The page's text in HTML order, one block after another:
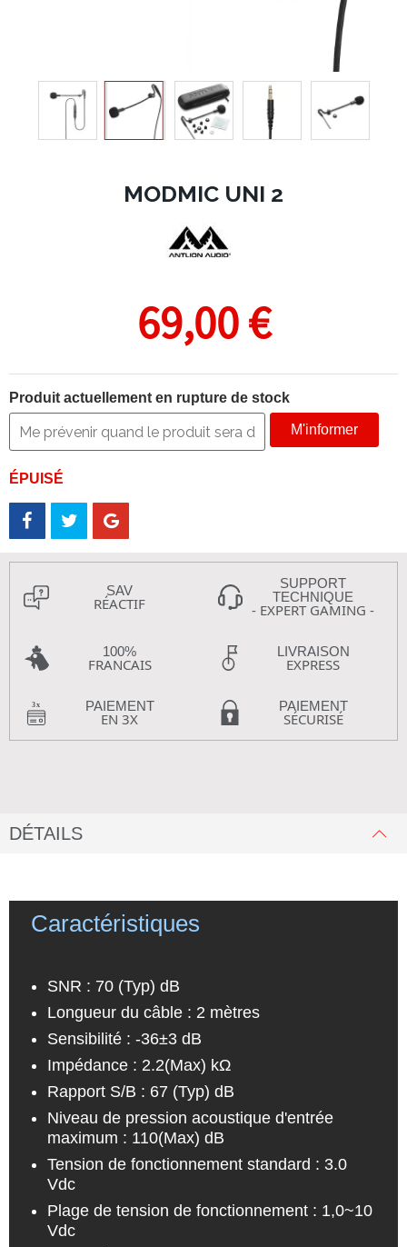
MODMIC UNI 2
69,00 €
Produit actuellement en rupture de stock
M'informer
ÉPUISÉ
SAV
RÉACTIF
SUPPORT
TECHNIQUE
- EXPERT GAMING -
100%
FRANCAIS
LIVRAISON
EXPRESS
PAIEMENT
EN 3X
PAIEMENT
SÉCURISÉ
DÉTAILS
Caractéristiques
SNR : 70 (Typ) dB
Longueur du câble : 2 mètres
Sensibilité : -36±3 dB
Impédance : 2.2(Max) kΩ
Rapport S/B : 67 (Typ) dB
Niveau de pression acoustique d'entrée
maximum : 110(Max) dB
Tension de fonctionnement standard : 3.0
Vdc
Plage de tension de fonctionnement : 1,0~10
Vdc